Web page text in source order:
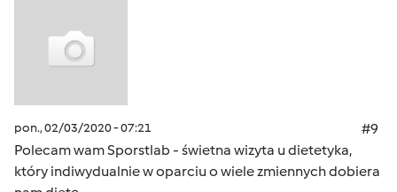
pon., 02/03/2020 - 07:21
#9
Polecam wam Sporstlab - świetna wizyta u dietetyka,
który indiwydualnie w oparciu o wiele zmiennych dobiera